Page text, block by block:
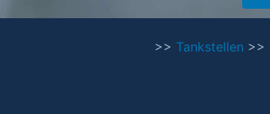
>> Tankstellen >>